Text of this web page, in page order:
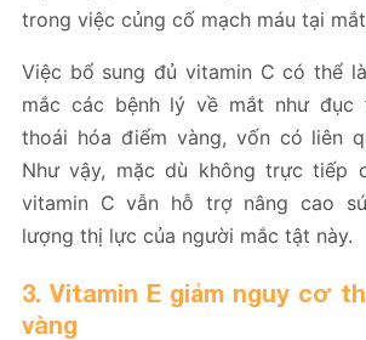
trong việc củng cố mạch máu tại
Việc bổ sung đủ vitamin C có thể
mắc các bệnh lý về mắt như đục
thoái hóa điểm vàng, vốn có liên
Như vậy, mặc dù không trực tiếp
vitamin C vẫn hỗ trợ nâng cao
lượng thị lực của người mắc tật này.
3. Vitamin E giảm nguy cơ
vàng